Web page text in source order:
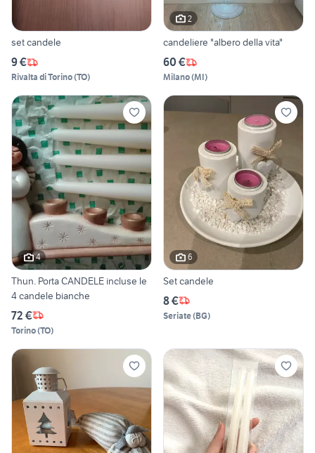
set candele
9 €
Rivalta di Torino(TO)
2
candeliere "albero della vita"
60 €
Milano(MI)
4
Thun. Porta CANDELE incluse le
4 candele bianche
72 €
Torino(TO)
6
Set candele
8 €
Seriate(BG)